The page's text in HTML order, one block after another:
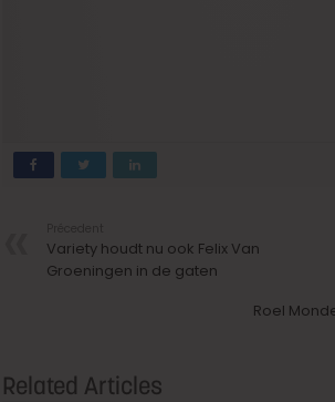
Variety houdt nu ook Felix Van
Groeningen in de gaten
Roel
Related Articles